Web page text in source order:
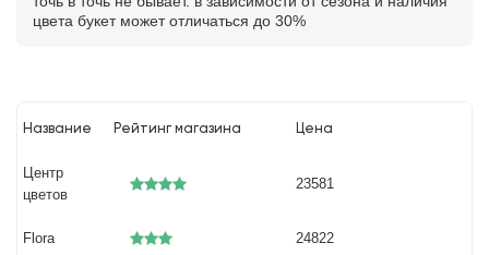
цвета букет может отличаться до 30%
Название Рейтинг магазина Цена
Центр
цветов
23581
Flora 24822